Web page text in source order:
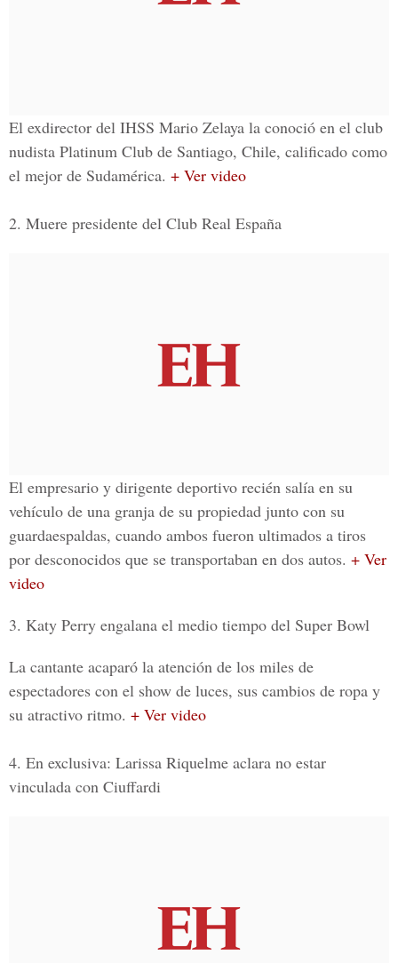
El exdirector del IHSS Mario Zelaya la conoció en el club
nudista Platinum Club de Santiago, Chile, calificado como
el mejor de Sudamérica. + Ver video
2. Muere presidente del Club Real España
El empresario y dirigente deportivo recién salía en su
vehículo de una granja de su propiedad junto con su
guardaespaldas, cuando ambos fueron ultimados a tiros
por desconocidos que se transportaban en dos autos. + Ver
video
3. Katy Perry engalana el medio tiempo del Super Bowl
La cantante acaparó la atención de los miles de
espectadores con el show de luces, sus cambios de ropa y
su atractivo ritmo. + Ver video
4. En exclusiva: Larissa Riquelme aclara no estar
vinculada con Ciuffardi